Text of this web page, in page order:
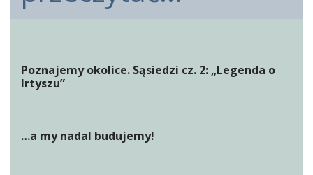
Poznajemy okolice. Sąsiedzi cz. 2: „Legenda o
Irtyszu”
…a my nadal budujemy!